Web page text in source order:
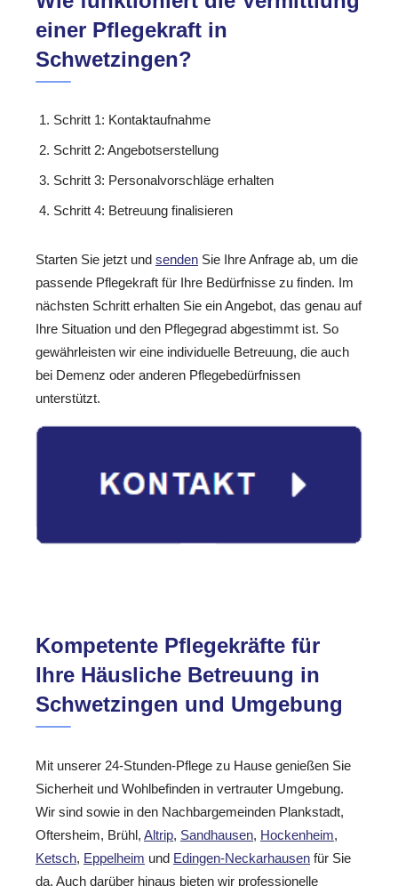
einer Pflegekraft in
Schwetzingen?
Schritt 1: Kontaktaufnahme
Schritt 2: Angebotserstellung
Schritt 3: Personalvorschläge erhalten
Schritt 4: Betreuung finalisieren
Starten Sie jetzt und senden Sie Ihre Anfrage ab, um die
passende Pflegekraft für Ihre Bedürfnisse zu finden. Im
nächsten Schritt erhalten Sie ein Angebot, das genau auf
Ihre Situation und den Pflegegrad abgestimmt ist. So
gewährleisten wir eine individuelle Betreuung, die auch
bei Demenz oder anderen Pflegebedürfnissen
unterstützt.
Kompetente Pflegekräfte für
Ihre Häusliche Betreuung in
Schwetzingen und Umgebung
Mit unserer 24-Stunden-Pflege zu Hause genießen Sie
Sicherheit und Wohlbefinden in vertrauter Umgebung.
Wir sind sowie in den Nachbargemeinden Plankstadt,
Oftersheim, Brühl, Altrip, Sandhausen, Hockenheim,
Ketsch, Eppelheim und Edingen-Neckarhausen für Sie
da. Auch darüber hinaus bieten wir professionelle